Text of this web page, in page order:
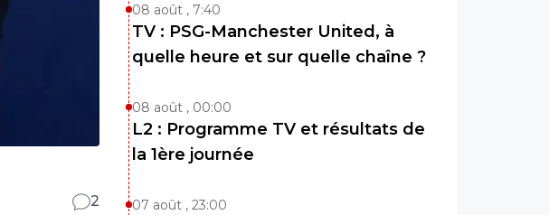
2
08 août , 7:40
TV : PSG-Manchester United, à
quelle heure et sur quelle chaîne ?
08 août , 00:00
L2 : Programme TV et résultats de
la 1ère journée
07 août , 23:00